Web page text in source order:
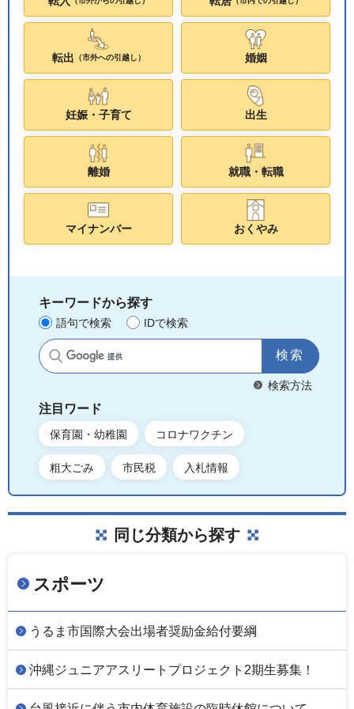
転出 （市外への引越し） 婚姻
妊娠・子育て 出生
離婚 就職・転職
マイナンバー おくやみ
キーワードから探す
語句で検索 IDで検索
サイト内検索
検索方法
注目ワード
保育園・幼稚園 コロナワクチン
粗大ごみ 市民税 入札情報
同じ分類から探す
スポーツ
うるま市国際大会出場者奨励金給付要綱
沖縄ジュニアアスリートプロジェクト2期生募集！